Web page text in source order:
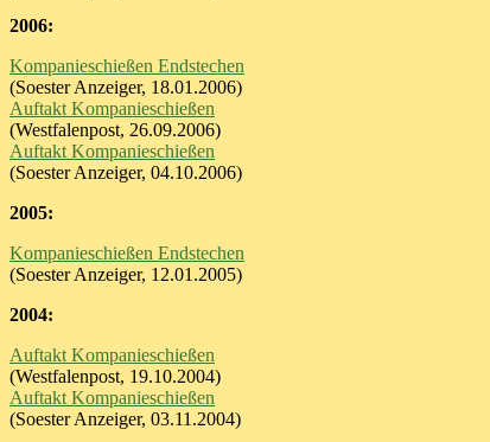
2006:
Kompanieschießen Endstechen
(Soester Anzeiger, 18.01.2006)
Auftakt Kompanieschießen
(Westfalenpost, 26.09.2006)
Auftakt Kompanieschießen
(Soester Anzeiger, 04.10.2006)
2005:
Kompanieschießen Endstechen
(Soester Anzeiger, 12.01.2005)
2004:
Auftakt Kompanieschießen
(Westfalenpost, 19.10.2004)
Auftakt Kompanieschießen
(Soester Anzeiger, 03.11.2004)